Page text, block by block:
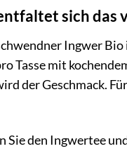
sich das
Ingwer
Tasse mit
der Geschmack.
Sie den Ingwertee